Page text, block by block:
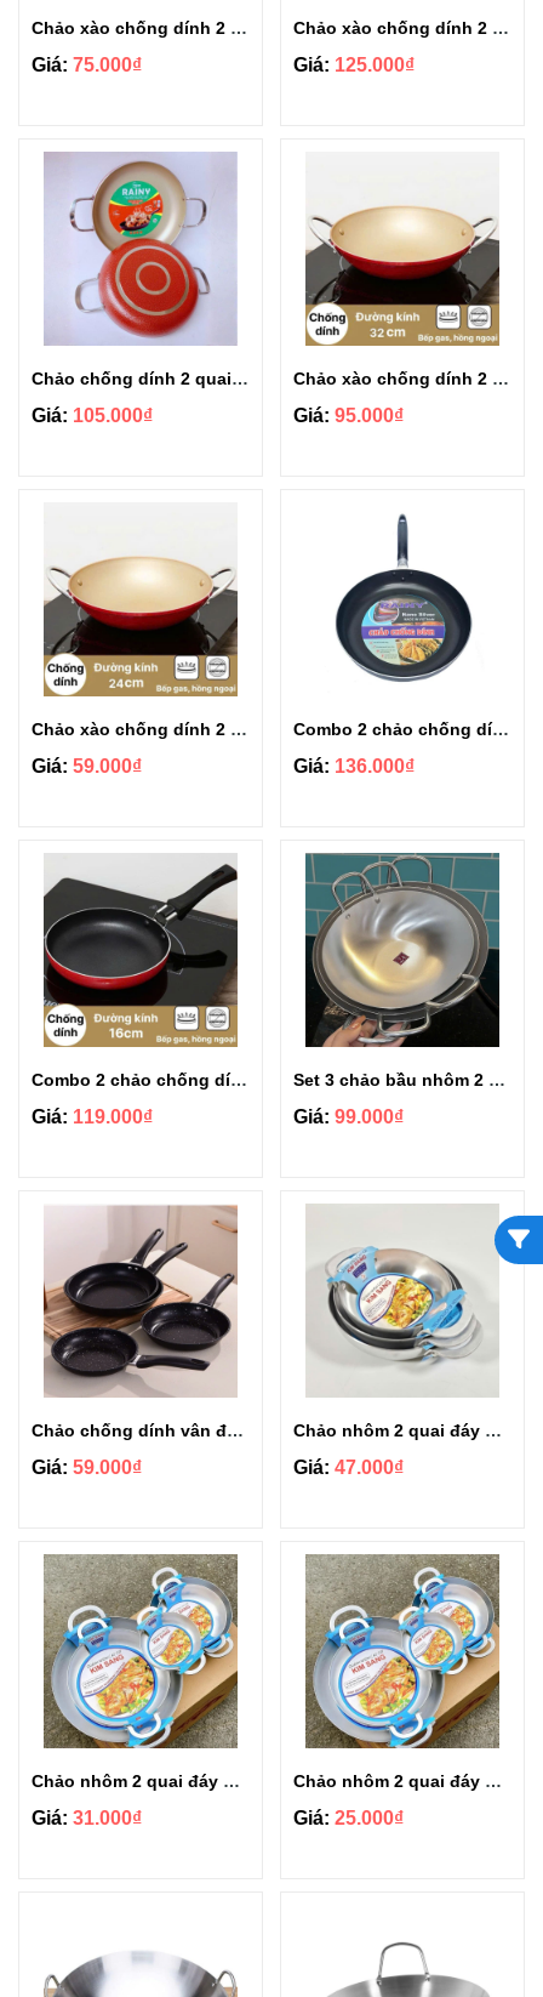
Chảo xào chống dính 2 quai Rainy to gather size 24cm
Giá: 75.000₫
Chảo xào chống dính 2 quai Rainy to gather size 32cm
Giá: 125.000₫
Chảo chống dính 2 quai inox Rainy Royal Luxury 22cm RNI-22TT
Giá: 105.000₫
Chảo xào chống dính 2 quai Rainy RNC-32TT2Q size 32cm
Giá: 95.000₫
Chảo xào chống dính 2 quai Rainy RNC-24TT2Q
Giá: 59.000₫
Combo 2 chảo chống dính Rainy Friendly size 18cm và 24cm
Giá: 136.000₫
Combo 2 chảo chống dính Rainy Friendly size 16cm và 22cm
Giá: 119.000₫
Set 3 chảo bầu nhôm 2 quai cao cấp size 24-26-28cm
Giá: 99.000₫
Chảo chống dính vân đá tiện dụng CCD24 size 24cm
Giá: 59.000₫
Chảo nhôm 2 quai đáy bằng Kim Sang cao cấp size 24cm
Giá: 47.000₫
Chảo nhôm 2 quai đáy bằng Kim Sang cao cấp size 18cm
Giá: 31.000₫
Chảo nhôm 2 quai đáy bằng Kim Sang cao cấp size 16cm
Giá: 25.000₫